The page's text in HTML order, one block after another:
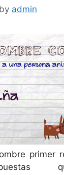
by admin
primer